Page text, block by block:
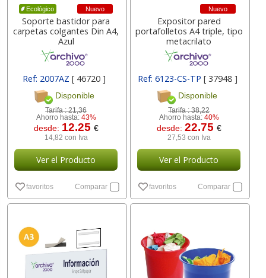
Ecológico Nuevo
Soporte bastidor para
carpetas colgantes Din A4,
Azul
Ref: 2007AZ[ 46720 ]
Disponible
Tarifa :21,36
Ahorro hasta: 43%
desde: 12.25 €
14,82 con Iva
Ver el Producto
favoritos Comparar
Nuevo
Expositor pared
portafolletos A4 triple, tipo
metacrilato
Ref: 6123-CS-TP [ 37948 ]
Disponible
Tarifa :38,22
Ahorro hasta: 40%
desde: 22.75 €
27,53 con Iva
Ver el Producto
favoritos Comparar